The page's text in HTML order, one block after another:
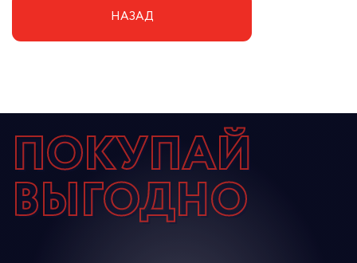
НАЗАД
ПОКУПАЙ
ВЫГОДНО